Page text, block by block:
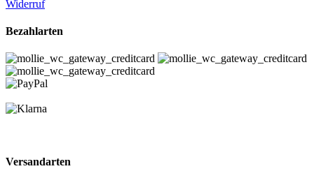
Widerruf
Bezahlarten
Versandarten